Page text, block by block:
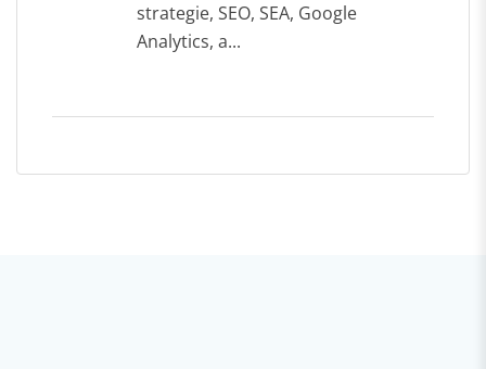
strategie, SEO, SEA, Google
Analytics, a...